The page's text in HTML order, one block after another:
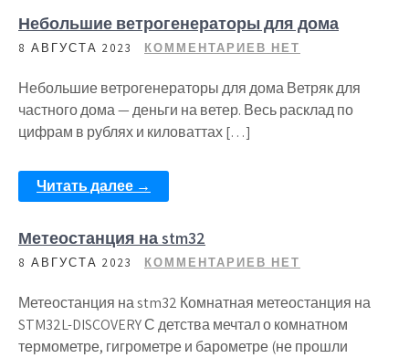
Небольшие ветрогенераторы для дома
8 АВГУСТА 2023 КОММЕНТАРИЕВ НЕТ
Небольшие ветрогенераторы для дома Ветряк для
частного дома — деньги на ветер. Весь расклад по
цифрам в рублях и киловаттах […]
Читать далее →
Метеостанция на stm32
8 АВГУСТА 2023 КОММЕНТАРИЕВ НЕТ
Метеостанция на stm32 Комнатная метеостанция на
STM32L-DISCOVERY С детства мечтал о комнатном
термометре, гигрометре и барометре (не прошли